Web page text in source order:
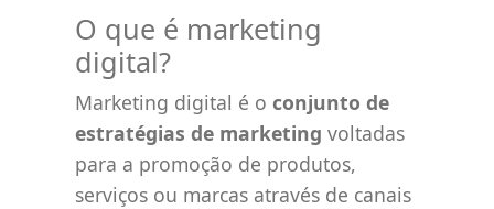
O que é marketing
digital?
Marketing digital é o conjunto de
estratégias de marketing voltadas
para a promoção de produtos,
serviços ou marcas através de canais